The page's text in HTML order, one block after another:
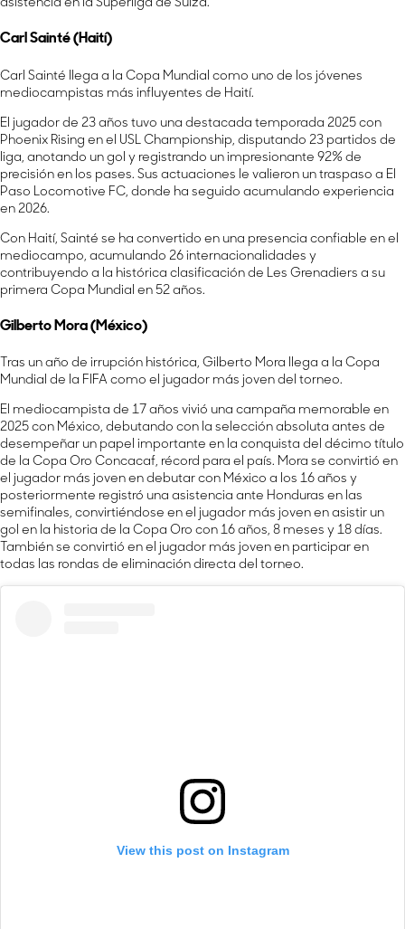
asistencia en la Superliga de Suiza.
Carl Sainté (Haití)
Carl Sainté llega a la Copa Mundial como uno de los jóvenes
mediocampistas más influyentes de Haití.
El jugador de 23 años tuvo una destacada temporada 2025 con
Phoenix Rising en el USL Championship, disputando 23 partidos de
liga, anotando un gol y registrando un impresionante 92% de
precisión en los pases. Sus actuaciones le valieron un traspaso a El
Paso Locomotive FC, donde ha seguido acumulando experiencia
en 2026.
Con Haití, Sainté se ha convertido en una presencia confiable en el
mediocampo, acumulando 26 internacionalidades y
contribuyendo a la histórica clasificación de Les Grenadiers a su
primera Copa Mundial en 52 años.
Gilberto Mora (México)
Tras un año de irrupción histórica, Gilberto Mora llega a la Copa
Mundial de la FIFA como el jugador más joven del torneo.
El mediocampista de 17 años vivió una campaña memorable en
2025 con México, debutando con la selección absoluta antes de
desempeñar un papel importante en la conquista del décimo título
de la Copa Oro Concacaf, récord para el país. Mora se convirtió en
el jugador más joven en debutar con México a los 16 años y
posteriormente registró una asistencia ante Honduras en las
semifinales, convirtiéndose en el jugador más joven en asistir un
gol en la historia de la Copa Oro con 16 años, 8 meses y 18 días.
También se convirtió en el jugador más joven en participar en
todas las rondas de eliminación directa del torneo.
View this post on Instagram